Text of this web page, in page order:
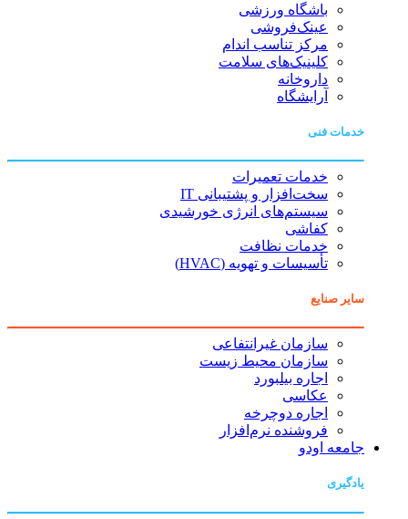
باشگاه ورزشی
عینک‌فروشی
مرکز تناسب اندام
کلینیک‌های سلامت
داروخانه
آرایشگاه
خدمات فنی
خدمات تعمیرات
سخت‌افزار و پشتیبانی IT
سیستم‌های انرژی خورشیدی
کفاشی
خدمات نظافت
تأسیسات و تهویه (HVAC)
سایر صنایع
سازمان غیرانتفاعی
سازمان محیط زیست
اجاره بیلبورد
عکاسی
اجاره دوچرخه
فروشنده نرم‌افزار
جامعه اودو
یادگیری